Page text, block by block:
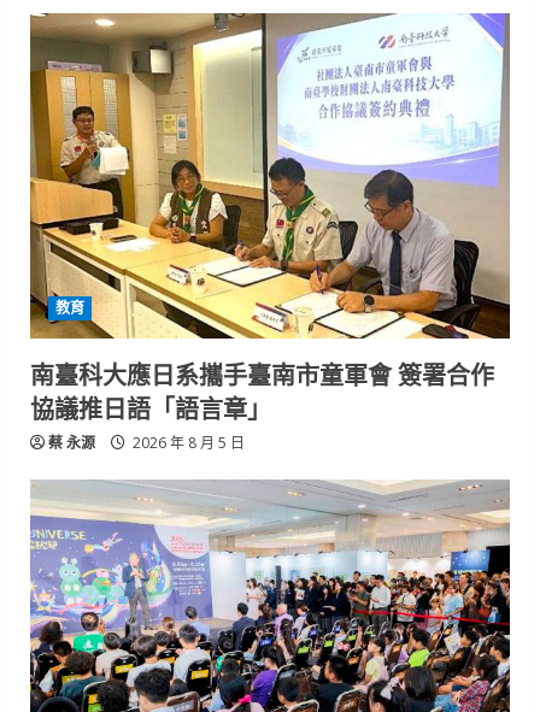
教育
南臺科大應日系攜手臺南市童軍會 簽署合作
協議推日語「語言章」
蔡 永源 2026 年 8 月 5 日